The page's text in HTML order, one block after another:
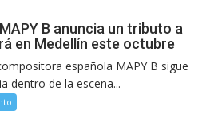
B anuncia un tributo a
en Medellín este octubre
española MAPY B sigue
dentro de la escena...